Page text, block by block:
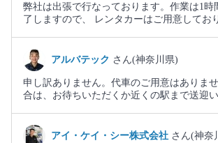
弊社は出張で行なっております。作業は1時
了しますので、 レンタカーはご用意してお
アルバテック さん(神奈川県)
申し訳ありません。代車のご用意はありま
合は、お待ちいただくか近くの駅まで送迎い
アイ・ケイ・シー株式会社 さん(神奈